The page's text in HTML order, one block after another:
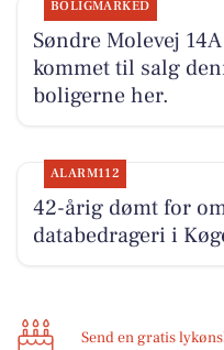
BOLIGMARKED
Søndre Molevej
kommet til salg
boligerne her.
ALARM112
42-årig dømt for
databedrageri i
Send en gratis